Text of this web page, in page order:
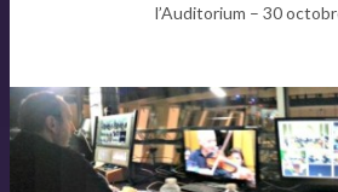
l’Auditorium – 30